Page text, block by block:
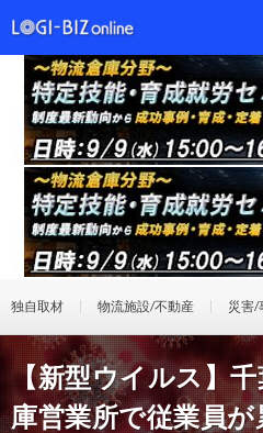
独自取材 物流施設/不動産 災害/
【新型ウイルス】
庫営業所で従業員